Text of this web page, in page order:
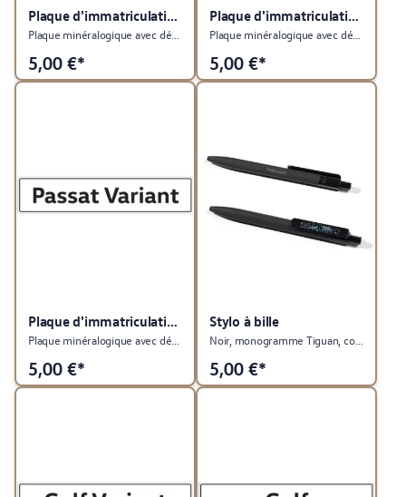
Plaque d'immatriculation du véhicule
5,00 €*
Plaque d'immatriculation du véhicule
5,00 €*
Plaque d'immatriculation du véhicule
Plaque minéralogique avec désignation du type Passat Variant
5,00 €*
Stylo à bille
Noir, monogramme Tiguan, collection Tiguan
5,00 €*